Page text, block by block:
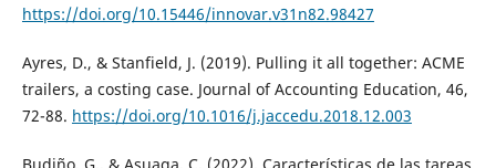
https://doi.org/10.15446/innovar.v31n82.98427
Ayres, D., & Stanfield, J. (2019). Pulling it all together: ACME
trailers, a costing case. Journal of Accounting Education, 46,
72-88. https://doi.org/10.1016/j.jaccedu.2018.12.003